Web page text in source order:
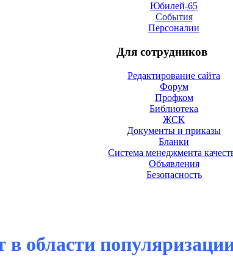
Юбилей-65
События
Персоналии
Для сотрудников
Редактирование сайта
Форум
Профком
Библиотека
ЖСК
Документы и приказы
Бланки
Система менеджмента
Объявления
Безопасность
области